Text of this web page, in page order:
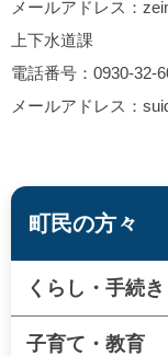
メールアドレス：
上下水道課
電話番号：0930-32-
メールアドレス：
町民の方々
くらし・手続き
子育て・教育